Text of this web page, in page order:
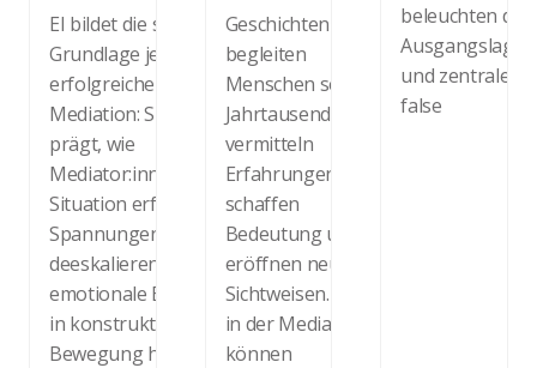
EI bildet die stille
Grundlage jeder
erfolgreichen
Mediation: Sie
prägt, wie
Mediator:innen die
Situation erfassen,
Spannungen
deeskalieren und
emotionale Energie
in konstruktive
Bewegung hin zu
Geschichten
begleiten
Menschen seit
Jahrtausenden. Sie
vermitteln
Erfahrungen,
schaffen
Bedeutung und
eröffnen neue
Sichtweisen. Auch
in der Mediation
können
beleuchten
Ausgangslage
und zentrale
false